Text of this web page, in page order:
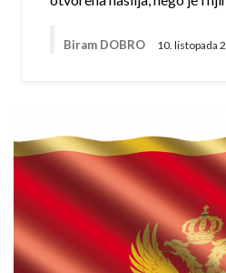
Biram DOBRO 10. listopada